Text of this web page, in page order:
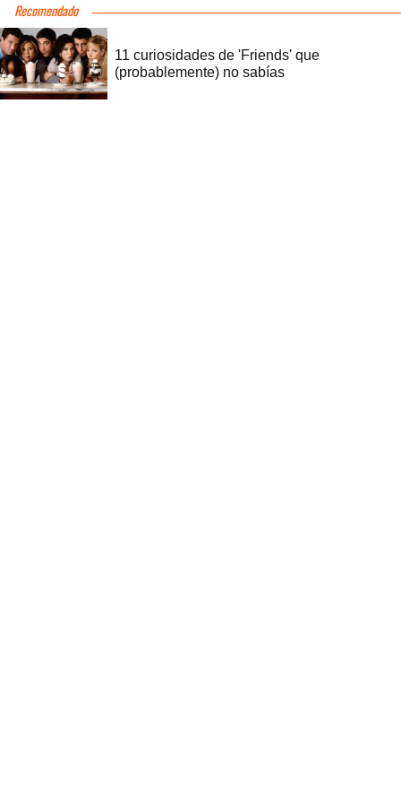
Recomendado
11 curiosidades de 'Friends' que
(probablemente) no sabías